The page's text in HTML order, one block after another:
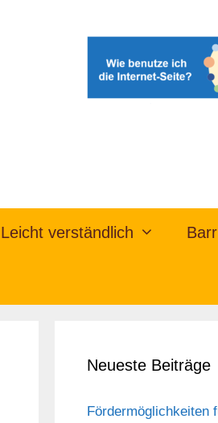
Leicht verständlich
Neueste Beiträge
Fördermöglichkeiten